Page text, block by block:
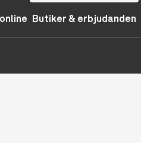
Butiker & erbjudanden